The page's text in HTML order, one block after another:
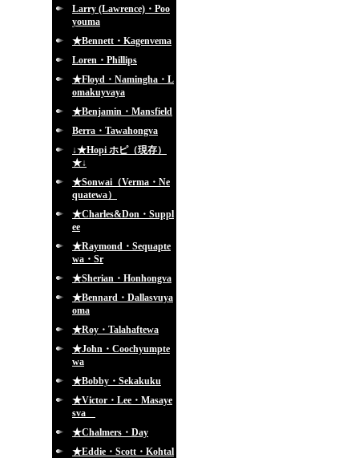
Larry (Lawrence)・Poo
youma
★Bennett・Kagenvema
Loren・Phillips
★Floyd・Namingha・L
omakuyvaya
★Benjamin・Mansfield
Berra・Tawahongva
↓★Hopi ホピ（現存）
★↓
★Sonwai（Verma・Ne
quatewa）
★Charles&Don・Suppl
ee
★Raymond・Sequapte
wa・Sr
★Sherian・Honhongva
★Bennard・Dallasvuya
oma
★Roy・Talahaftewa
★John・Coochyumpte
wa
★Bobby・Sekakuku
★Victor・Lee・Masaye
sva
★Chalmers・Day
★Eddie・Scott・Kohtal